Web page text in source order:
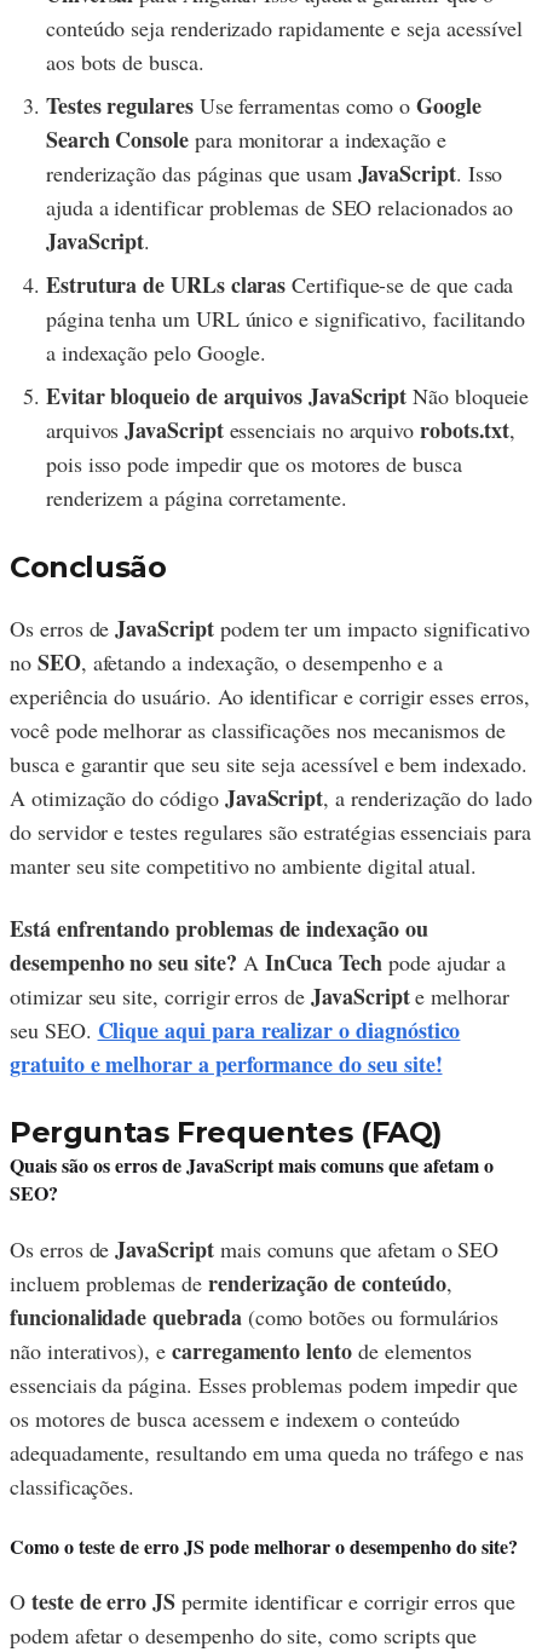
conteúdo seja renderizado rapidamente e seja acessível
aos bots de busca.
Testes regularesUse ferramentas como oGoogle
Search Console para monitorar a indexação e
renderização das páginas que usam JavaScript. Isso
ajuda a identificar problemas de SEO relacionados ao
JavaScript.
Estrutura de URLs claras Certifique-se de que cada
página tenha um URL único e significativo, facilitando
a indexação pelo Google.
Evitar bloqueio de arquivos JavaScript Não bloqueie
arquivosJavaScriptessenciais no arquivo robots.txt,
pois isso pode impedir que os motores de busca
renderizem a página corretamente.
Conclusão
Os erros deJavaScriptpodem ter um impacto significativo
no SEO, afetando a indexação, o desempenho e a
experiência do usuário. Ao identificar e corrigir esses erros,
você pode melhorar as classificações nos mecanismos de
busca e garantir que seu site seja acessível e bem indexado.
A otimização do código JavaScript, a renderização do lado
do servidor e testes regulares são estratégias essenciais para
manter seu site competitivo no ambiente digital atual.
Está enfrentando problemas de indexação ou
desempenho no seu site? A InCuca Tech pode ajudar a
otimizar seu site, corrigir erros deJavaScripte melhorar
seu SEO. Clique aqui para realizar o diagnóstico
gratuito e melhorar a performance do seu site!
Perguntas Frequentes (FAQ)
Quais são os erros de JavaScript mais comuns que afetam o
SEO?
Os erros deJavaScriptmais comuns que afetam o SEO
incluem problemas de renderização de conteúdo,
funcionalidade quebrada(como botões ou formulários
não interativos), e carregamento lentode elementos
essenciais da página. Esses problemas podem impedir que
os motores de busca acessem e indexem o conteúdo
adequadamente, resultando em uma queda no tráfego e nas
classificações.
Como o teste de erro JS pode melhorar o desempenho do site?
O teste de erro JS permite identificar e corrigir erros que
podem afetar o desempenho do site, como scripts que